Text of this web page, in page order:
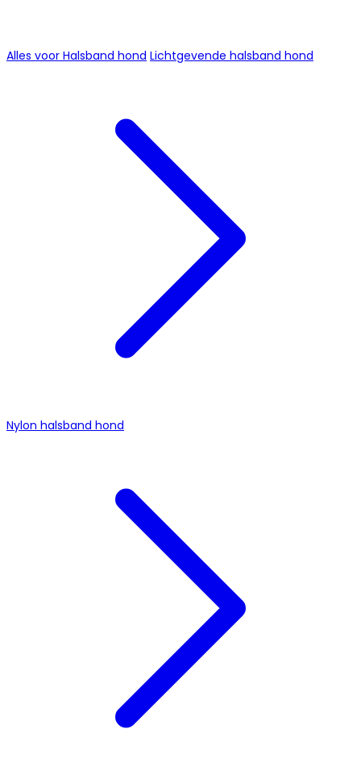
Alles voor Halsband hond Lichtgevende halsband hond
Nylon halsband hond